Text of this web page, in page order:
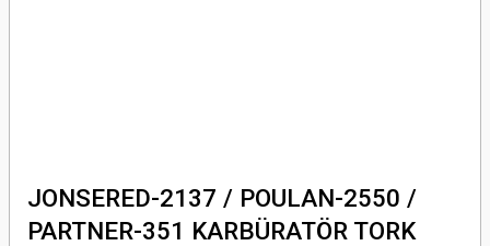
JONSERED-2137 / POULAN-2550 /
PARTNER-351 KARBÜRATÖR TORK